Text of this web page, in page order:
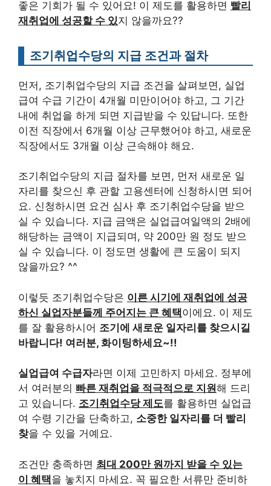
좋은 기회가 될 수 있어요! 이 제도를 활용하면 빨리
재취업에 성공할 수 있지 않을까요??
조기취업수당의 지급 조건과 절차
먼저, 조기취업수당의 지급 조건을 살펴보면, 실업
급여 수급 기간이 4개월 미만이어야 하고, 그 기간
내에 취업을 하게 되면 지급받을 수 있답니다. 또한
이전 직장에서 6개월 이상 근무했어야 하고, 새로운
직장에서도 3개월 이상 근속해야 해요.
조기취업수당의 지급 절차를 보면, 먼저 새로운 일
자리를 찾으신 후 관할 고용센터에 신청하시면 되어
요. 신청하시면 요건 심사 후 조기취업수당을 받으
실 수 있습니다. 지급 금액은 실업급여일액의 2배에
해당하는 금액이 지급되며, 약 200만 원 정도 받으
실 수 있습니다. 이 정도면 생활에 큰 도움이 되지
않을까요? ^^
이렇듯 조기취업수당은 이른 시기에 재취업에 성공
하신 실업자분들께 주어지는 큰 혜택이에요. 이 제도
를 잘 활용하시어 조기에 새로운 일자리를 찾으시길
바랍니다! 여러분, 화이팅하세요~!!
실업급여 수급자라면 이제 고민하지 마세요. 정부에
서 여러분의 빠른 재취업을 적극적으로 지원해 드리
고 있습니다. 조기취업수당 제도를 활용하면 실업급
여 수령 기간을 단축하고, 소중한 일자리를 더 빨리
찾을 수 있을 거예요.
조건만 충족하면 최대 200만 원까지 받을 수 있는
이 혜택을 놓치지 마세요. 꼭 필요한 서류만 준비하